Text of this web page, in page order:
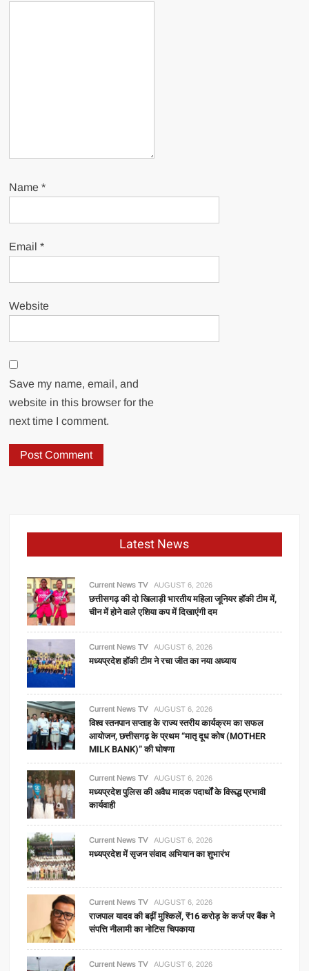
Name*
Email*
Website
Save my name, email, and
website in this browser for the
next time I comment.
Latest News
Current News TV AUGUST 6, 2026
छत्तीसगढ़ की दो खिलाड़ी भारतीय महिला जूनियर हॉकी टीम में,
चीन में होने वाले एशिया कप में दिखाएंगी दम
Current News TV AUGUST 6, 2026
मध्यप्रदेश हॉकी टीम ने रचा जीत का नया अध्याय
Current News TV AUGUST 6, 2026
विश्व स्तनपान सप्ताह के राज्य स्तरीय कार्यक्रम का सफल
आयोजन, छत्तीसगढ़ के प्रथम “मातृ दूध कोष (MOTHER
MILK BANK)” की घोषणा
Current News TV AUGUST 6, 2026
मध्यप्रदेश पुलिस की अवैध मादक पदार्थों के विरूद्ध प्रभावी
कार्यवाही
Current News TV AUGUST 6, 2026
मध्यप्रदेश में सृजन संवाद अभियान का शुभारंभ
Current News TV AUGUST 6, 2026
राजपाल यादव की बढ़ीं मुश्किलें, ₹16 करोड़ के कर्ज पर बैंक ने
संपत्ति नीलामी का नोटिस चिपकाया
Current News TV AUGUST 6, 2026